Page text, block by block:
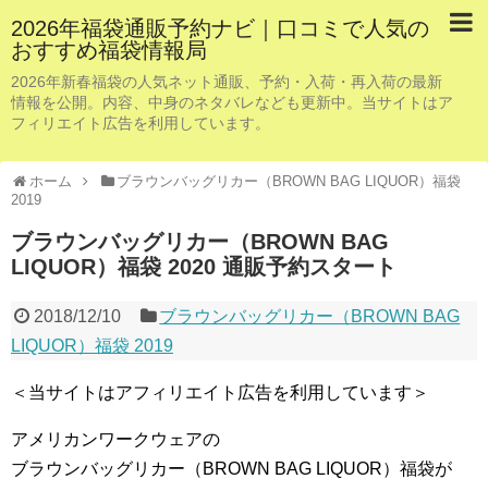
2026年福袋通販予約ナビ｜口コミで人気の
おすすめ福袋情報局
2026年新春福袋の人気ネット通販、予約・入荷・再入荷の最新
情報を公開。内容、中身のネタバレなども更新中。当サイトはア
フィリエイト広告を利用しています。
ホーム
ブラウンバッグリカー（BROWN BAG LIQUOR）福袋
2019
ブラウンバッグリカー（BROWN BAG
LIQUOR）福袋 2020 通販予約スタート
2018/12/10
ブラウンバッグリカー（BROWN BAG
LIQUOR）福袋 2019
＜当サイトはアフィリエイト広告を利用しています＞
アメリカンワークウェアの
ブラウンバッグリカー（BROWN BAG LIQUOR）福袋が